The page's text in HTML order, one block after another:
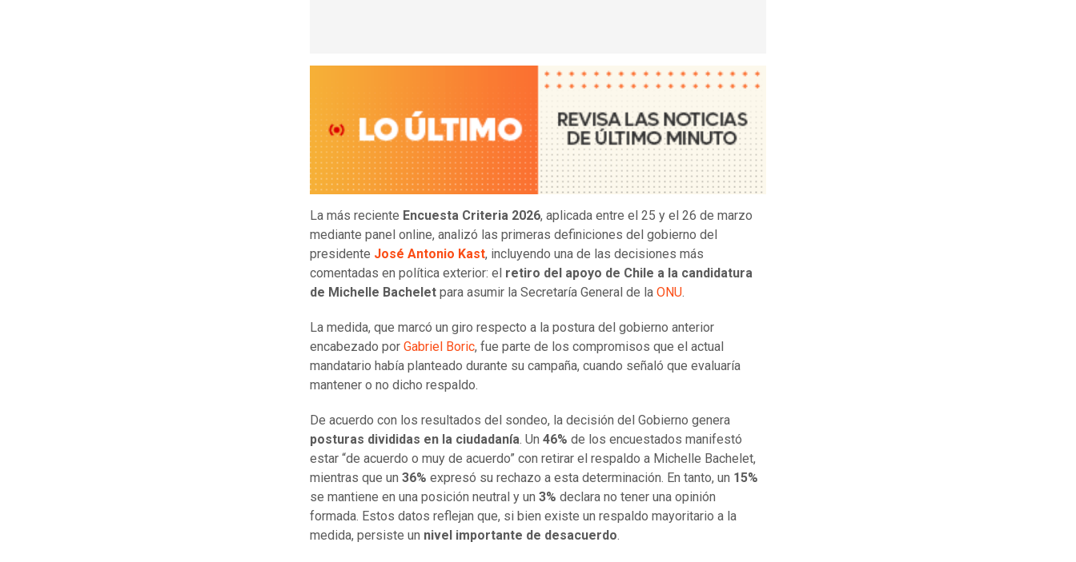
La más reciente Encuesta Criteria 2026, aplicada entre el 25 y el 26 de marzo
mediante panel online, analizó las primeras definiciones del gobierno del
presidente José Antonio Kast, incluyendo una de las decisiones más
comentadas en política exterior: el retiro del apoyo de Chile a la candidatura
de Michelle Bachelet para asumir la Secretaría General de la ONU.
La medida, que marcó un giro respecto a la postura del gobierno anterior
encabezado por Gabriel Boric, fue parte de los compromisos que el actual
mandatario había planteado durante su campaña, cuando señaló que evaluaría
mantener o no dicho respaldo.
De acuerdo con los resultados del sondeo, la decisión del Gobierno genera
posturas divididas en la ciudadanía. Un 46% de los encuestados manifestó
estar “de acuerdo o muy de acuerdo” con retirar el respaldo a Michelle Bachelet,
mientras que un 36% expresó su rechazo a esta determinación. En tanto, un 15%
se mantiene en una posición neutral y un 3% declara no tener una opinión
formada. Estos datos reflejan que, si bien existe un respaldo mayoritario a la
medida, persiste un nivel importante de desacuerdo.